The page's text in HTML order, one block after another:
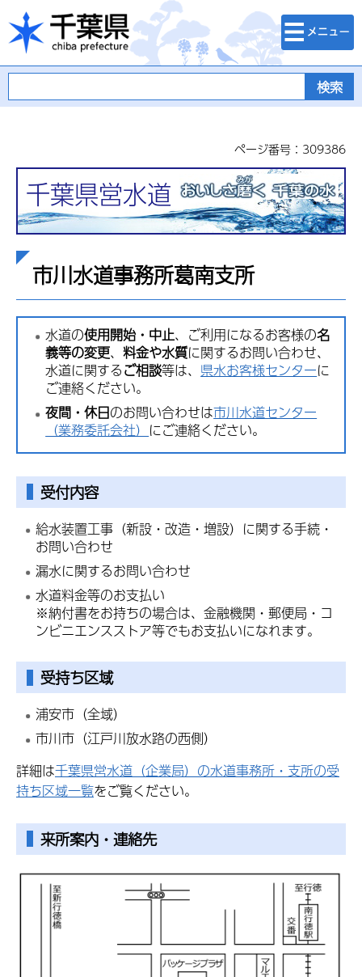
千葉県
検索・メニュ
ー
ページ番号：309386
千葉県営水道
市川水道事務所葛南支所
水道の使用開始・中止、ご利用になるお客様の名
義等の変更、料金や水質に関するお問い合わせ、
水道に関するご相談等は、 県水お客様センターに
ご連絡ください。
夜間・休日のお問い合わせは市川水道センター
（業務委託会社） にご連絡ください。
受付内容
給水装置工事（新設・改造・増設）に関する手続・
お問い合わせ
漏水に関するお問い合わせ
水道料金等のお支払い
※納付書をお持ちの場合は、金融機関・郵便局・コ
ンビニエンスストア等でもお支払いになれます。
受持ち区域
浦安市（全域）
市川市（江戸川放水路の西側）
詳細は千葉県営水道（企業局）の水道事務所・支所の受
持ち区域一覧をご覧ください。
来所案内・連絡先